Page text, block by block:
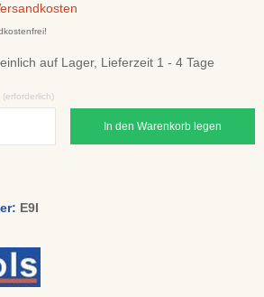
auf Lager, Lieferzeit 1 - 4 Tage
(erforderlich)
In den Warenkorb legen
E9I